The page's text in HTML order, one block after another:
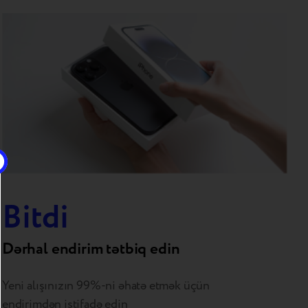
Bitdi
Dərhal endirim tətbiq edin
Yeni alışınızın 99%-ni əhatə etmək üçün
endirimdən istifadə edin